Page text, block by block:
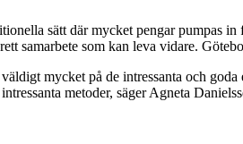
sätt där mycket pengar pumpas
samarbete som kan leva vidare.
mycket på de intressanta och
metoder, säger Agneta